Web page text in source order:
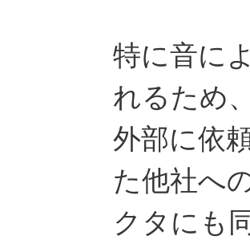
特に音に
れるため
外部に依
た他社へ
クタにも